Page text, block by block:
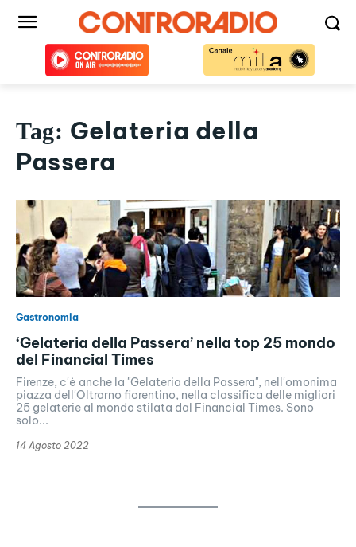
Tag: Gelateria della
Passera
Gastronomia
‘Gelateria della Passera’ nella top 25 mondo
del Financial Times
Firenze, c'è anche la "Gelateria della Passera", nell'omonima
piazza dell'Oltrarno fiorentino, nella classifica delle migliori
25 gelaterie al mondo stilata dal Financial Times. Sono
solo...
14 Agosto 2022